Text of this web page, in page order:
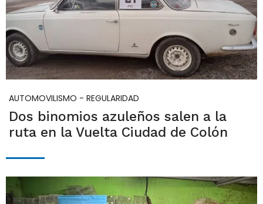
AUTOMOVILISMO - REGULARIDAD
Dos binomios azuleños salen a la
ruta en la Vuelta Ciudad de Colón